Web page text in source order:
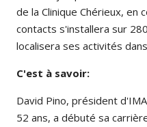
de la Clinique Chérieux, en
contacts s'installera sur
localisera ses activités
C'est à savoir:
David Pino, président
52 ans, a débuté sa